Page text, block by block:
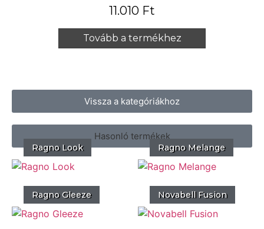
11.010 Ft
Tovább a termékhez
Vissza a kategóriákhoz
Hasonló termékek
Ragno Look Ragno Melange
Ragno Gleeze Novabell Fusion